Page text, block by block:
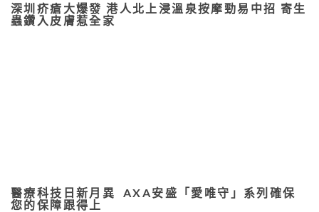
深圳疥瘡大爆發 港人北上浸溫泉按摩勁易中招 寄生
蟲鑽入皮膚惹全家
醫療科技日新月異 AXA安盛「愛唯守」系列確保
您的保障跟得上